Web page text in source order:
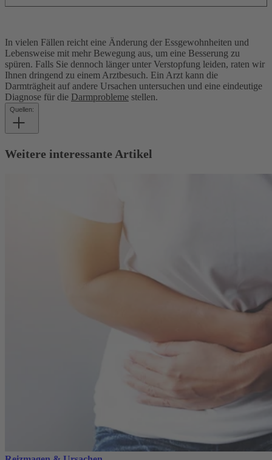
In vielen Fällen reicht eine Änderung der Essgewohnheiten und
Lebensweise mit mehr Bewegung aus, um eine Besserung zu
spüren. Falls Sie dennoch länger unter Verstopfung leiden, raten wir
Ihnen dringend zu einem Arztbesuch. Ein Arzt kann die
Darmträgheit auf andere Ursachen untersuchen und eine eindeutige
Diagnose für die Darmprobleme stellen.
Quellen:
Weitere interessante Artikel